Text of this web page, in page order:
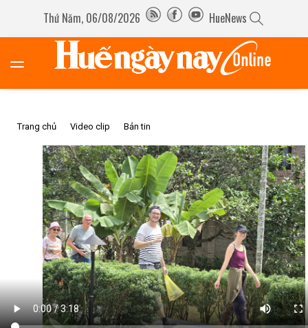
Thứ Năm, 06/08/2026 HueNews
Trang chủ Video clip Bản tin